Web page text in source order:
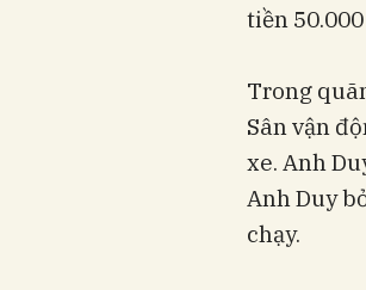
tiền
Trong
Sân vận
xe. Anh
Anh Duy
chạy.